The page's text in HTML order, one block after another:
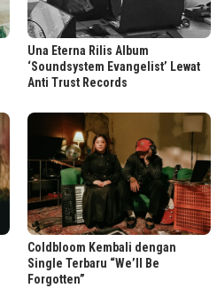
Una Eterna Rilis Album
‘Soundsystem Evangelist’ Lewat
Anti Trust Records
Coldbloom Kembali dengan
Single Terbaru “We’ll Be
Forgotten”